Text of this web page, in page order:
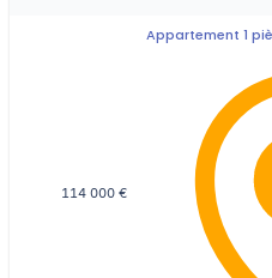
114 000 €
Appartement 1